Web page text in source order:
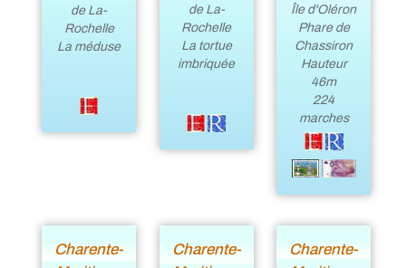
de La-
Rochelle
La méduse
de La-
Rochelle
La tortue
imbriquée
Île d'Oléron
Phare de
Chassiron
Hauteur
46m
224
marches
Charente-
Charente-
Charente-